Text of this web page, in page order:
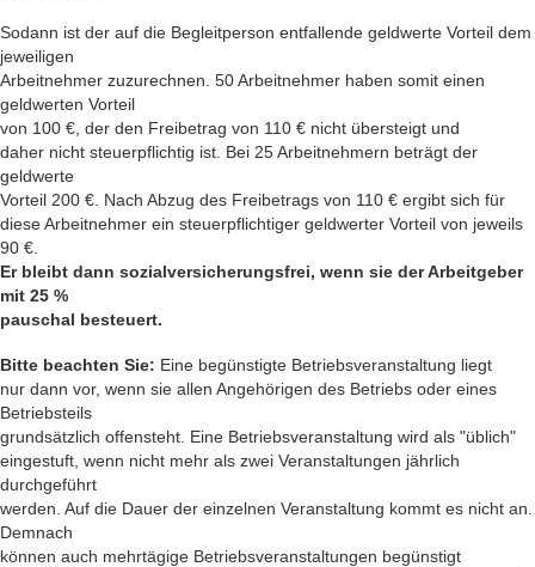
Sodann ist der auf die Begleitperson entfallende geldwerte Vorteil dem
jeweiligen
Arbeitnehmer zuzurechnen. 50 Arbeitnehmer haben somit einen
geldwerten Vorteil
von 100 €, der den Freibetrag von 110 € nicht übersteigt und
daher nicht steuerpflichtig ist. Bei 25 Arbeitnehmern beträgt der
geldwerte
Vorteil 200 €. Nach Abzug des Freibetrags von 110 € ergibt sich für
diese Arbeitnehmer ein steuerpflichtiger geldwerter Vorteil von jeweils
90 €.
Er bleibt dann sozialversicherungsfrei, wenn sie der Arbeitgeber
mit 25 %
pauschal besteuert.
Bitte beachten Sie: Eine begünstigte Betriebsveranstaltung liegt
nur dann vor, wenn sie allen Angehörigen des Betriebs oder eines
Betriebsteils
grundsätzlich offensteht. Eine Betriebsveranstaltung wird als "üblich"
eingestuft, wenn nicht mehr als zwei Veranstaltungen jährlich
durchgeführt
werden. Auf die Dauer der einzelnen Veranstaltung kommt es nicht an.
Demnach
können auch mehrtägige Betriebsveranstaltungen begüns­tigt